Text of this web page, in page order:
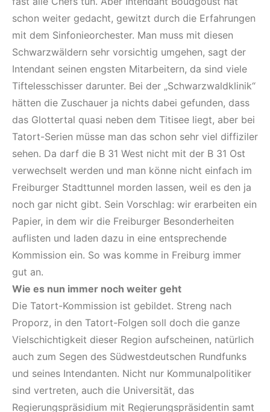
schon weiter gedacht, gewitzt durch die Erfahrungen
mit dem Sinfonieorchester. Man muss mit diesen
Schwarzwäldern sehr vorsichtig umgehen, sagt der
Intendant seinen engsten Mitarbeitern, da sind viele
Tiftelesschisser darunter. Bei der „Schwarzwaldklinik“
hätten die Zuschauer ja nichts dabei gefunden, dass
das Glottertal quasi neben dem Titisee liegt, aber bei
Tatort-Serien müsse man das schon sehr viel diffiziler
sehen. Da darf die B 31 West nicht mit der B 31 Ost
verwechselt werden und man könne nicht einfach im
Freiburger Stadttunnel morden lassen, weil es den ja
noch gar nicht gibt. Sein Vorschlag: wir erarbeiten ein
Papier, in dem wir die Freiburger Besonderheiten
auflisten und laden dazu in eine entsprechende
Kommission ein. So was komme in Freiburg immer
gut an.
Wie es nun immer noch weiter geht
Die Tatort-Kommission ist gebildet. Streng nach
Proporz, in den Tatort-Folgen soll doch die ganze
Vielschichtigkeit dieser Region aufscheinen, natürlich
auch zum Segen des Südwestdeutschen Rundfunks
und seines Intendanten. Nicht nur Kommunalpolitiker
sind vertreten, auch die Universität, das
Regierungspräsidium mit Regierungspräsidentin samt